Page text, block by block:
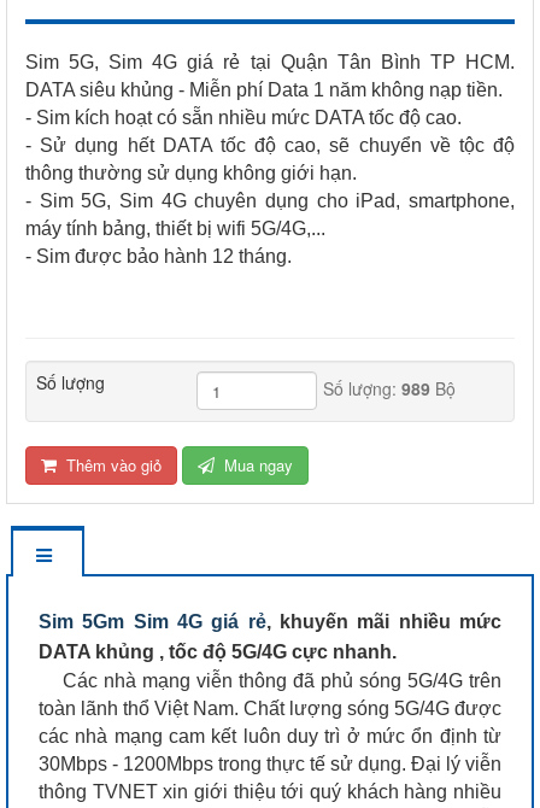
Sim 5G, Sim 4G giá rẻ tại Quận Tân Bình TP HCM.
DATA siêu khủng - Miễn phí Data 1 năm không nạp tiền.
- Sim kích hoạt có sẵn nhiều mức DATA tốc độ cao.
- Sử dụng hết DATA tốc độ cao, sẽ chuyển về tộc độ
thông thường sử dụng không giới hạn.
- Sim 5G, Sim 4G chuyên dụng cho iPad, smartphone,
máy tính bảng, thiết bị wifi 5G/4G,...
- Sim được bảo hành 12 tháng.
Số lượng Số lượng: 989Bộ
Thêm vào giỏ Mua ngay
Sim 5Gm Sim 4G giá rẻ, khuyến mãi nhiều mức
DATA khủng , tốc độ 5G/4G cực nhanh.
Các nhà mạng viễn thông đã phủ sóng 5G/4G trên
toàn lãnh thổ Việt Nam. Chất lượng sóng 5G/4G được
các nhà mạng cam kết luôn duy trì ở mức ổn định từ
30Mbps - 1200Mbps trong thực tế sử dụng. Đại lý viễn
thông TVNET xin giới thiệu tới quý khách hàng nhiều